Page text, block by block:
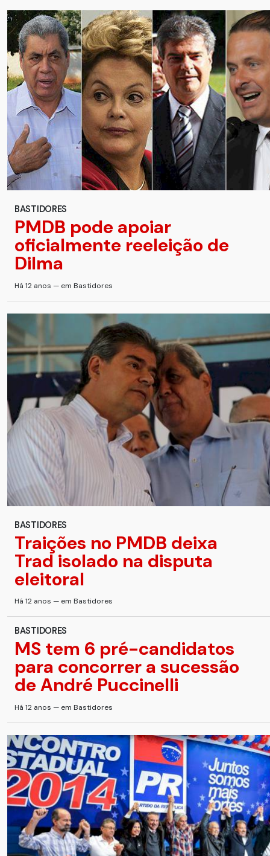
BASTIDORES
PMDB pode apoiar
oficialmente reeleição de
Dilma
Há 12 anos — em Bastidores
BASTIDORES
Traições no PMDB deixa
Trad isolado na disputa
eleitoral
Há 12 anos — em Bastidores
BASTIDORES
MS tem 6 pré-candidatos
para concorrer a sucessão
de André Puccinelli
Há 12 anos — em Bastidores